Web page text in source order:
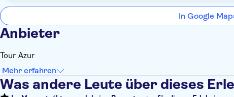
In Google
Anbieter
Tour Azur
Mehr erfahren
Was andere Leute über dieses